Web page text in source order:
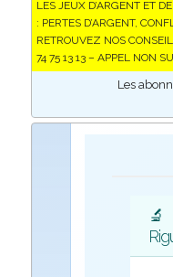
LES JEUX D’ARGENT ET
: PERTES D’ARGENT,
RETROUVEZ NOS
74 75 13 13 – APPEL NON
Les
🔬